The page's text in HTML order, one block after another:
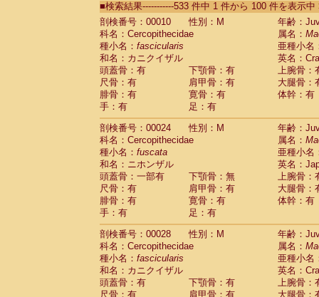
CebidaeSaguinus labiatus(0)
Cebidae Saguinus leucopus (4)
CebidaeSaguinus midas
CebidaeSaguinus mystax
CebidaeSaguinus nigricollis (13)
Cebidae Saguinus oedipus
Cebidae Saguinus weddelli
Cebidae Saguinusspp.
Cebidae Aotus trivirgatus
Cebidae Cebus albifrons
CebidaeCebus apella
Cebidae
CebidaeCebus nigrivittatus
Cebidae Cebusspp.(0)
Cebidae Saimiri boliviensis
Cebidae Saimiri sciureus
Atelidae Alouatta caraya
AtelidaeAlouatta fusca
AtelidaeAlouatta seniculus
AtelidaeAlouatta
AtelidaeAteles belzebuth
Atelidae Ateles geoffroyi
Atelidae Ateles paniscus
■検索結果-----------533 件中 1 件から 100 件を表示
剖検番号：00010
性別：M
年齢：
科名：Cercopithecidae
属名：
種小名： fascicularis
亜種小名
和名：カニクイザル
英名：
頭蓋骨：有
下顎骨：有
上腕骨：
尺骨：有
肩甲骨：有
大腿骨：
腓骨：有
寛骨：有
体幹：有
手：有
足：有
剖検番号：00024
性別：M
年齢：
科名：Cercopithecidae
属名：
種小名： fuscata
亜種小名
和名：ニホンザル
英名：
頭蓋骨：一部有
下顎骨：無
上腕骨：
尺骨：有
肩甲骨：有
大腿骨：
腓骨：有
寛骨：有
体幹：有
手：有
足：有
剖検番号：00028
性別：M
年齢：
科名：Cercopithecidae
属名：
種小名： fascicularis
亜種小名
和名：カニクイザル
英名：
頭蓋骨：有
下顎骨：有
上腕骨：
尺骨：有
肩甲骨：有
大腿骨：